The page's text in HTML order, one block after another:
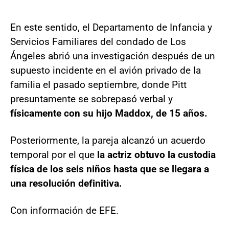
En este sentido, el Departamento de Infancia y
Servicios Familiares del condado de Los
Ángeles abrió una investigación después de un
supuesto incidente en el avión privado de la
familia el pasado septiembre, donde Pitt
presuntamente se sobrepasó verbal y
físicamente con su hijo Maddox, de 15 años.
Posteriormente, la pareja alcanzó un acuerdo
temporal por el que la actriz obtuvo la custodia
física de los seis niños hasta que se llegara a
una resolución definitiva.
Con información de EFE.